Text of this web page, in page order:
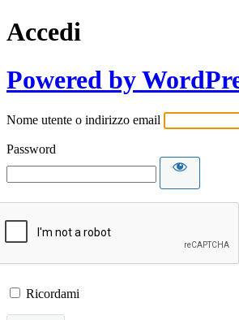
Accedi
Powered by
Nome utente o indirizzo email
Password
Ricordami